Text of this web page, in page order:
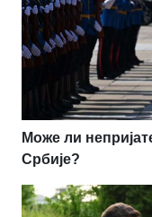
Може ли
Србије?